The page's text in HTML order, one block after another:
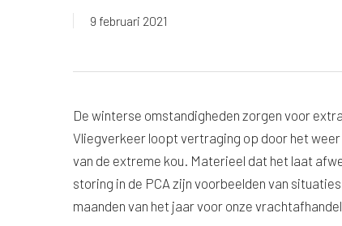
9 februari 2021
De winterse omstandigheden zorgen voor
Vliegverkeer loopt vertraging op door het
van de extreme kou. Materieel dat het laat
storing in de PCA zijn voorbeelden van
maanden van het jaar voor onze